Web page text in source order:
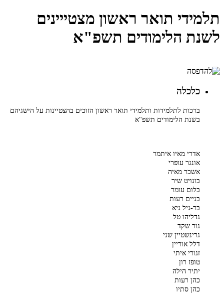
תלמידי תואר ראשון מצטייינים
לשנת הלימודים תשפ"א
כלכלה
ברכות לתלמידות ותלמידי תואר ראשון הזוכים בהצטיינות על הישגיהם
בשנת הלימודים תשפ"א
אדרי מאיו איתמר
אונגר עופרי
אשכר מאיה
בונויט שיר
בלום עומר
בניים רעות
בר-גיל גיא
גדליהו טל
גור שקד
גרינשטיין שני
דלל אוריין
זגורי איתי
טופז רון
יתיר הילה
כהן רעות
כהן סתיו